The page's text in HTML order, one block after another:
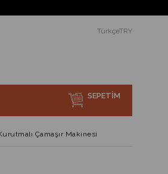
TürkçeTRY
SEPETIM
Çamaşır Makinesi